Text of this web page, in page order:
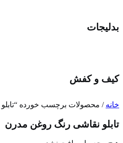
بدلیجات
کیف و کفش
خانه / محصولات برچسب خورده
تابلو نقاشی رنگ روغن مدرن